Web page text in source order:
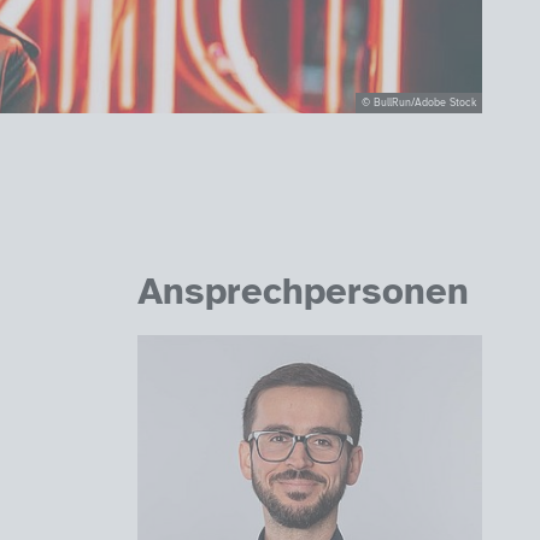
© BullRun/Adobe Stock
Ansprechpersonen